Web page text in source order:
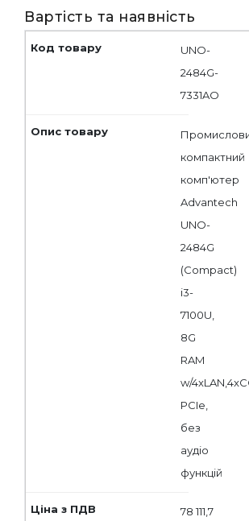
Вартість та наявність
UNO-
2484G-
7331AO
компактний
комп'ютер
Advantech
UNO-
2484G
(Compact)
i3-
7100U,
8G
RAM
w/
PCIe,
без
аудіо
функцій
78 111,7